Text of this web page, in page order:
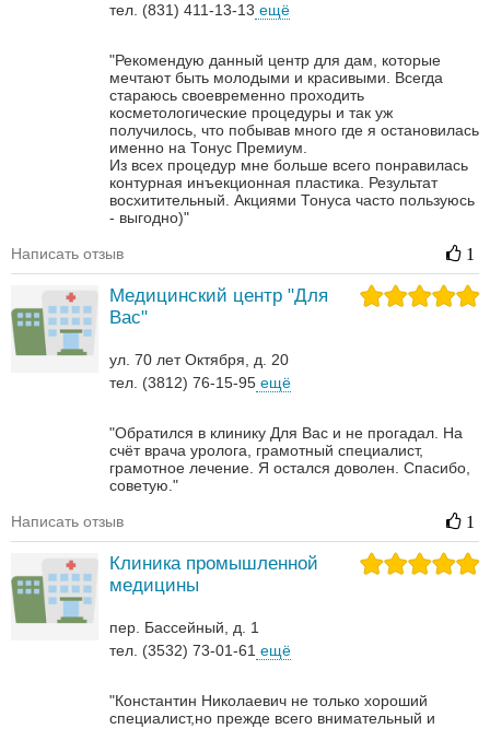
тел. (831) 411-13-13 ещё
"Рекомендую данный центр для дам, которые
мечтают быть молодыми и красивыми. Всегда
стараюсь своевременно проходить
косметологические процедуры и так уж
получилось, что побывав много где я остановилась
именно на Тонус Премиум.
Из всех процедур мне больше всего понравилась
контурная инъекционная пластика. Результат
восхитительный. Акциями Тонуса часто пользуюсь
- выгодно)"
Написать отзыв 1
Медицинский центр "Для
Вас"
ул. 70 лет Октября, д. 20
тел. (3812) 76-15-95 ещё
"Обратился в клинику Для Вас и не прогадал. На
счёт врача уролога, грамотный специалист,
грамотное лечение. Я остался доволен. Спасибо,
советую."
Написать отзыв 1
Клиника промышленной
медицины
пер. Бассейный, д. 1
тел. (3532) 73-01-61 ещё
"Константин Николаевич не только хороший
специалист,но прежде всего внимательный и